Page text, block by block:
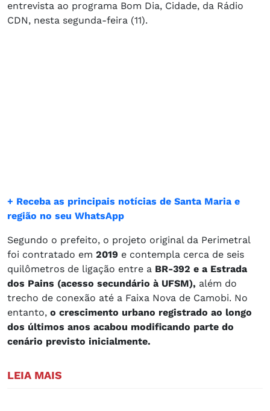
entrevista ao programa Bom Dia, Cidade, da Rádio
CDN, nesta segunda-feira (11).
+ Receba as principais notícias de Santa Maria e
região no seu WhatsApp
Segundo o prefeito, o projeto original da Perimetral
foi contratado em 2019 e contempla cerca de seis
quilômetros de ligação entre a BR-392 e a Estrada
dos Pains (acesso secundário à UFSM), além do
trecho de conexão até a Faixa Nova de Camobi. No
entanto, o crescimento urbano registrado ao longo
dos últimos anos acabou modificando parte do
cenário previsto inicialmente.
LEIA MAIS